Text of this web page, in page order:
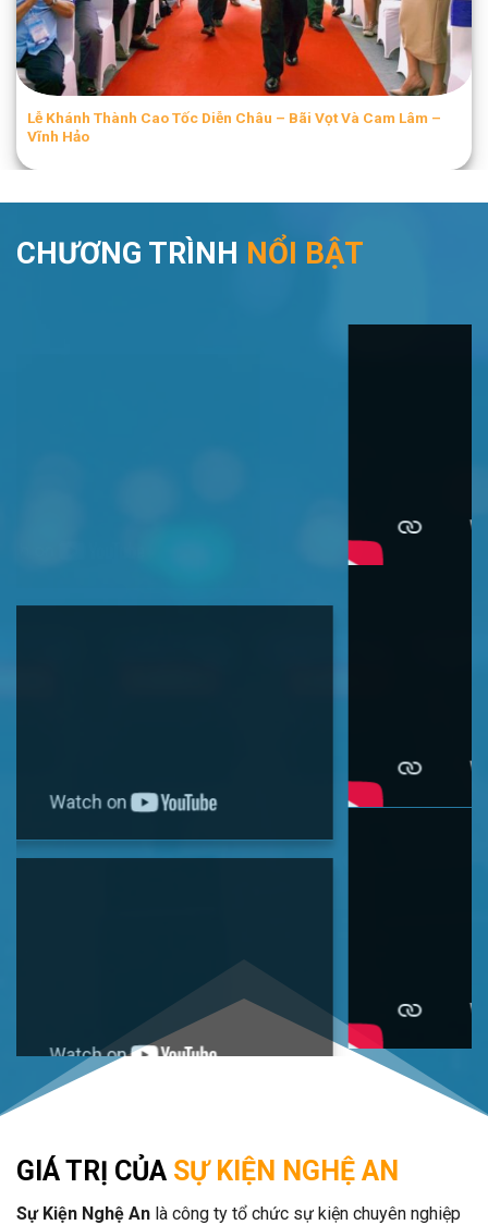
Lễ Khánh Thành Cao Tốc Diễn Châu – Bãi Vọt Và Cam Lâm –
Vĩnh Hảo​
CHƯƠNG TRÌNH NỔI BẬT
GIÁ TRỊ CỦA SỰ KIỆN NGHỆ AN
Sự Kiện Nghệ An là công ty tổ chức sự kiện chuyên nghiệp